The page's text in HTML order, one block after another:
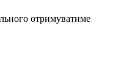
отримуватиме